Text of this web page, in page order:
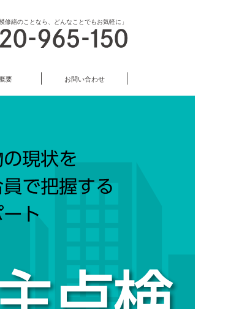
修繕のことなら、どんなことでもお気軽に」
要 お問い合わせ